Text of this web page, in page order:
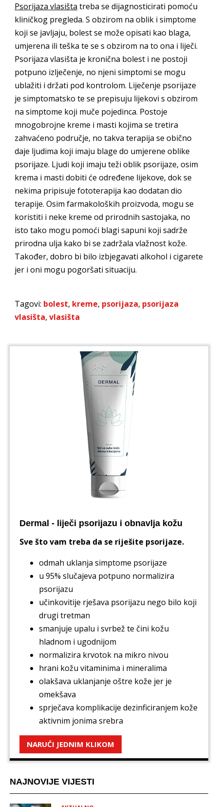
Psorijaza vlasišta treba se dijagnosticirati pomoću
kliničkog pregleda. S obzirom na oblik i simptome
koji se javljaju, bolest se može opisati kao blaga,
umjerena ili teška te se s obzirom na to ona i liječi.
Psorijaza vlasišta je kronična bolest i ne postoji
potpuno izlječenje, no njeni simptomi se mogu
ublažiti i držati pod kontrolom. Liječenje psorijaze
je simptomatsko te se prepisuju lijekovi s obzirom
na simptome koji muče pojedinca. Postoje
mnogobrojne kreme i masti kojima se tretira
zahvaćeno područje, no takva terapija se obično
daje ljudima koji imaju blage do umjerene oblike
psorijaze. Ljudi koji imaju teži oblik psorijaze, osim
krema i masti dobiti će određene lijekove, dok se
nekima pripisuje fototerapija kao dodatan dio
terapije. Osim farmakoloških proizvoda, mogu se
koristiti i neke kreme od prirodnih sastojaka, no
isto tako mogu pomoći blagi sapuni koji sadrže
prirodna ulja kako bi se zadržala vlažnost kože.
Također, dobro bi bilo izbjegavati alkohol i cigarete
jer i oni mogu pogoršati situaciju.
Tagovi: bolest, kreme, psorijaza, psorijaza
vlasišta, vlasišta
Dermal - liječi psorijazu i obnavlja kožu
Sve što vam treba da se riješite psorijaze.
odmah uklanja simptome psorijaze
u 95% slučajeva potpuno normalizira
psorijazu
učinkovitije rješava psorijazu nego bilo koji
drugi tretman
smanjuje upalu i svrbež te čini kožu
hladnom i ugodnijom
normalizira krvotok na mikro nivou
hrani kožu vitaminima i mineralima
olakšava uklanjanje oštre kože jer je
omekšava
sprječava komplikacije dezinficiranjem kože
aktivnim jonima srebra
NARUĆI JEDNIM KLIKOM
NAJNOVIJE VIJESTI